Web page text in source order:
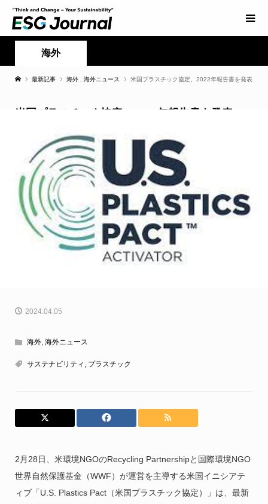
海外
最新記事 海外 海外ニュース 米国プラスチック協定、2022年報告書を発表
米国プラスチック協定、2022年報告書を発表
2024.04.05
海外, 海外ニュース
サステナビリティ , プラスチック
2月28日、米環境NGOのRecycling Partnershipと国際環境NGO
世界自然保護基金（WWF）が運営を主導する米国イニシアテ
ィブ「U.S. Plastics Pact（米国プラスチック協定）」は、最新